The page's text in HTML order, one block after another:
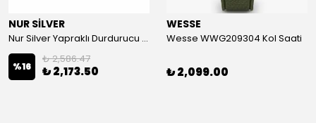
NUR SİLVER
Nur Silver Yapraklı Durdurucu Gümüş Charm - NUR-CM00501
%16
₺ 2,586.47
₺ 2,173.50
WESSE
Wesse WWG209304 Kol Saati
₺ 2,099.00